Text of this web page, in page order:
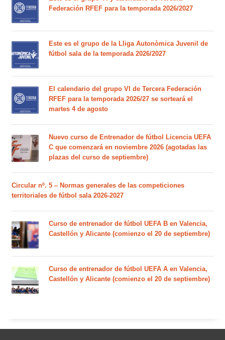
Federación RFEF para la temporada 2026/2027
Este es el grupo de la Lliga Autonòmica Juvenil de
fútbol sala de la temporada 2026/2027
El calendario del grupo VI de Tercera Federación
RFEF para la temporada 2026/27 se sorteará el
martes 4 de agosto
Nuevo curso de Entrenador de fútbol Licencia UEFA
C que comenzará en noviembre 2026 (agotadas las
plazas del curso de septiembre)
Circular nº. 5 – Normas generales de las competiciones
territoriales de fútbol sala 2026-2027
Curso de entrenador de fútbol UEFA B en Valencia,
Castellón y Alicante (comienzo el 20 de septiembre)
Curso de entrenador de fútbol UEFA A en Valencia,
Castellón y Alicante (comienzo el 20 de septiembre)